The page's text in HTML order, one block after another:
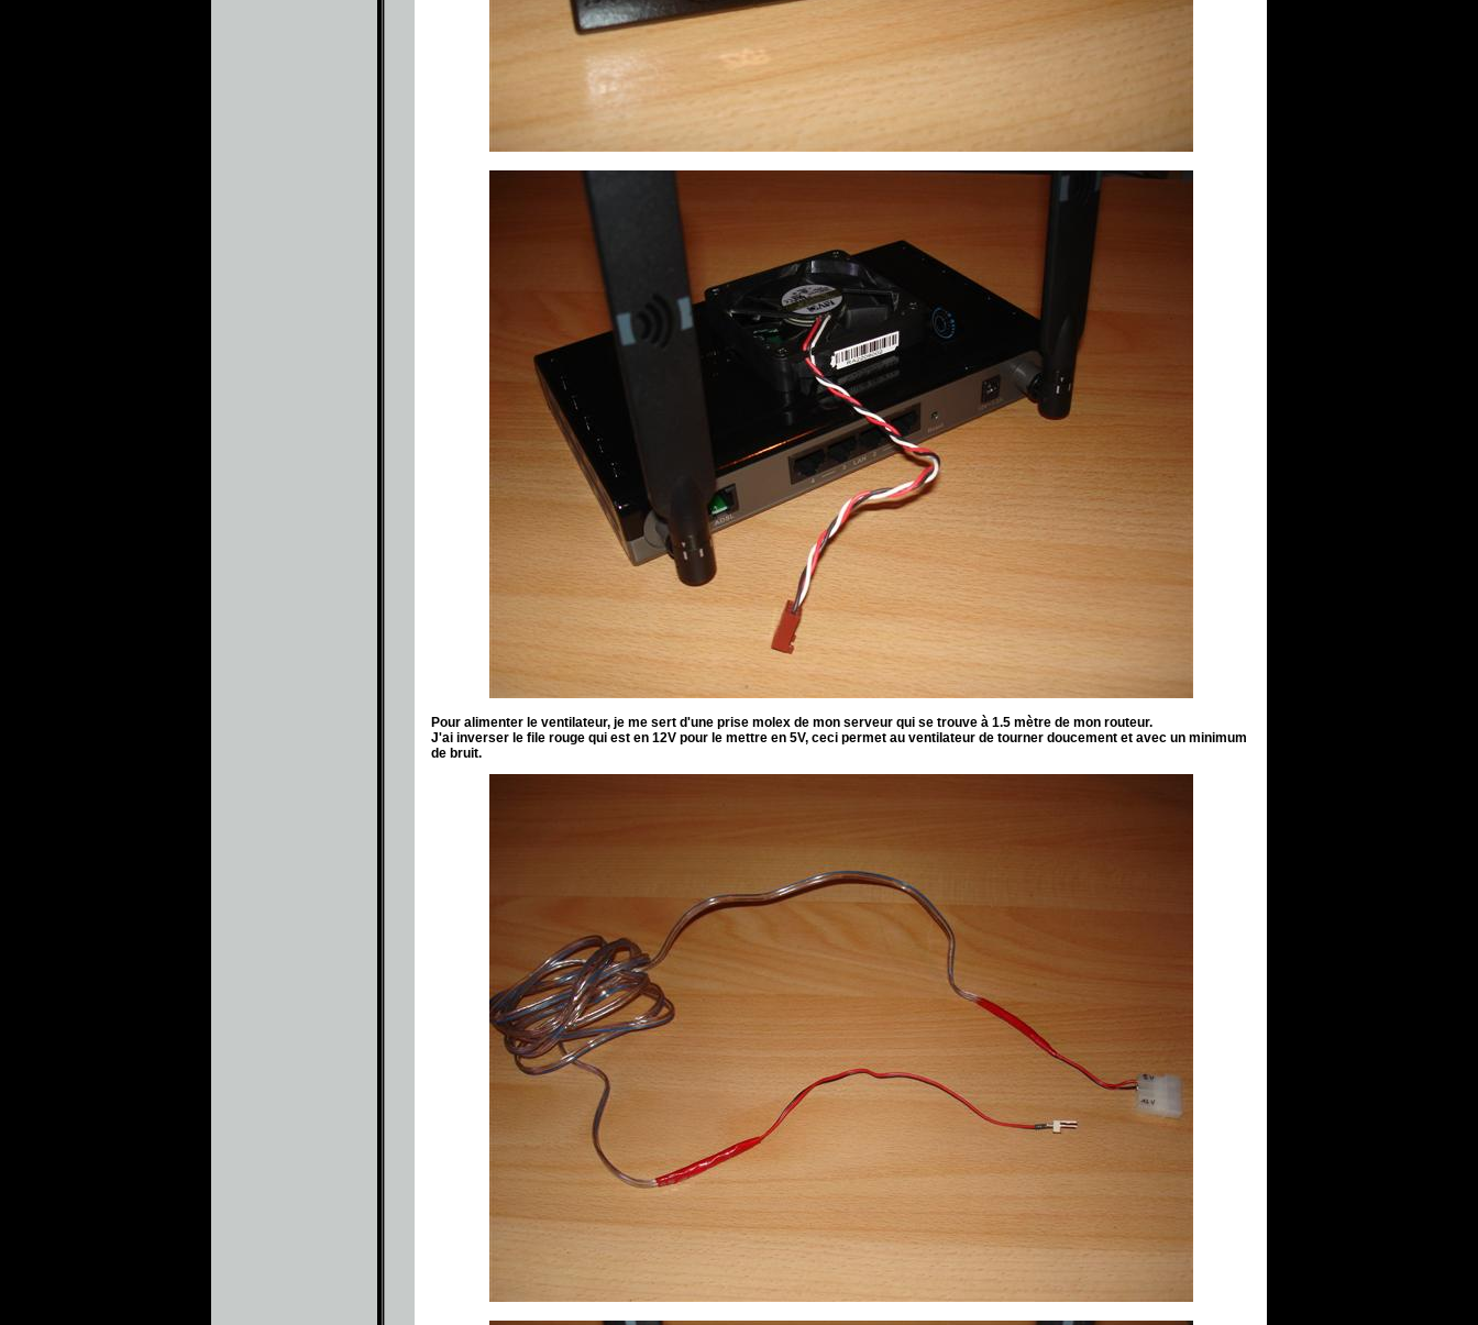
Pour alimenter le ventilateur, je me sert d'une prise molex de mon serveur qui se trouve à 1.5 mètre de mon routeur.
J'ai inverser le file rouge qui est en 12V pour le mettre en 5V, ceci permet au ventilateur de tourner doucement et avec un minimum
de bruit.